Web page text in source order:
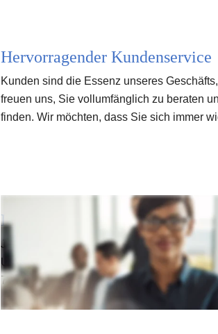
Hervorragender Kundenservice
Kunden sind die Essenz unseres
freuen uns, Sie vollumfänglich zu beraten
finden. Wir möchten, dass Sie sich immer
Erfahrene Profis
Jeder in unserem Team ist aufgrund
Unser Team versucht immer, unseren
77230.